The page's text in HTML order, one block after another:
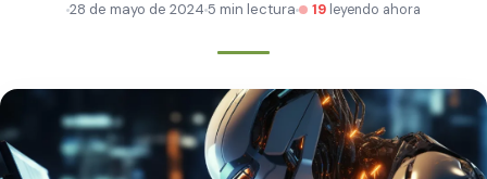
28 de mayo de 2024 5 min lectura 19 leyendo ahora